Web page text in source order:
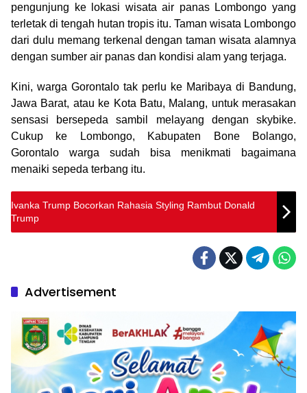
pengunjung ke lokasi wisata air panas Lombongo yang
terletak di tengah hutan tropis itu. Taman wisata Lombongo
dari dulu memang terkenal dengan taman wisata alamnya
dengan sumber air panas dan kondisi alam yang terjaga.
Kini, warga Gorontalo tak perlu ke Maribaya di Bandung,
Jawa Barat, atau ke Kota Batu, Malang, untuk merasakan
sensasi bersepeda sambil melayang dengan skybike.
Cukup ke Lombongo, Kabupaten Bone Bolango,
Gorontalo warga sudah bisa menikmati bagaimana
menaiki sepeda terbang itu.
Ivanka Trump Bocorkan Rahasia Styling Rambut Donald
Trump
Advertisement